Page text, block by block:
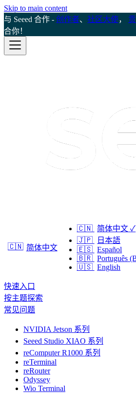
Skip to main content
与 Seeed 合作 - 创作者、 社区大使，
合你！
🇨🇳 简体中文
🇨🇳 简体中文 ✓
🇯🇵
日本語
🇪🇸 Español
🇧🇷 Português
🇺🇸 English
快速入口
按主题探索
常见问题
NVIDIA Jetson 系列
Seeed Studio XIAO 系列
reComputer R1000 系列
reTerminal
reRouter
Odyssey
Wio Terminal